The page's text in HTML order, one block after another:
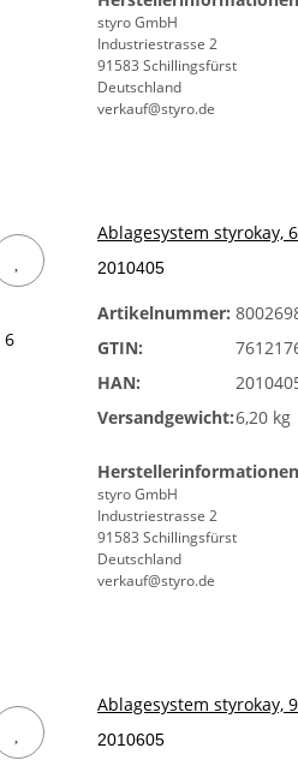
styro GmbH
Industriestrasse 2
91583 Schillingsfürst
Deutschland
verkauf@styro.de
Ablagesystem styrokay,
2010405
Artikelnummer:
GTIN:
HAN:
Versandgewicht:6,20 kg
styro GmbH
Industriestrasse 2
91583 Schillingsfürst
Deutschland
verkauf@styro.de
Ablagesystem styrokay,
2010605